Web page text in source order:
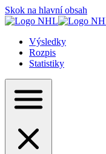
Skok na hlavní obsah
Výsledky
Rozpis
Statistiky